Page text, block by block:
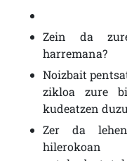
Zein da
harremana?
Noizbait
zikloa zure
kudeatzen
Zer da